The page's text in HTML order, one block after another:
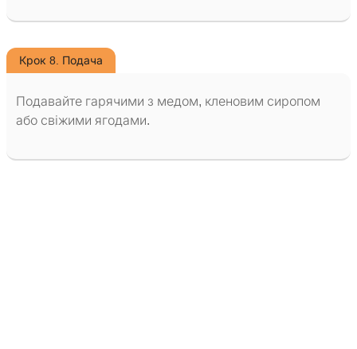
Крок 8. Подача
Подавайте гарячими з медом, кленовим сиропом
або свіжими ягодами.